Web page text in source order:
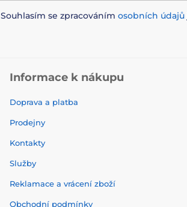
Souhlasím se zpracováním osobních údajů
Informace k nákupu
Doprava a platba
Prodejny
Kontakty
Služby
Reklamace a vrácení zboží
Obchodní podmínky